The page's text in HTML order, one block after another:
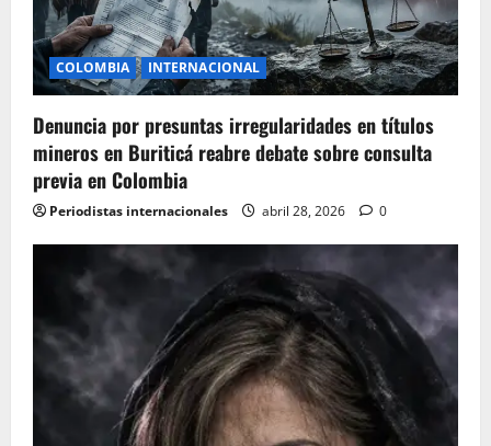
COLOMBIA INTERNACIONAL
Denuncia por presuntas irregularidades en títulos
mineros en Buriticá reabre debate sobre consulta
previa en Colombia
Periodistas internacionales abril 28, 2026 0